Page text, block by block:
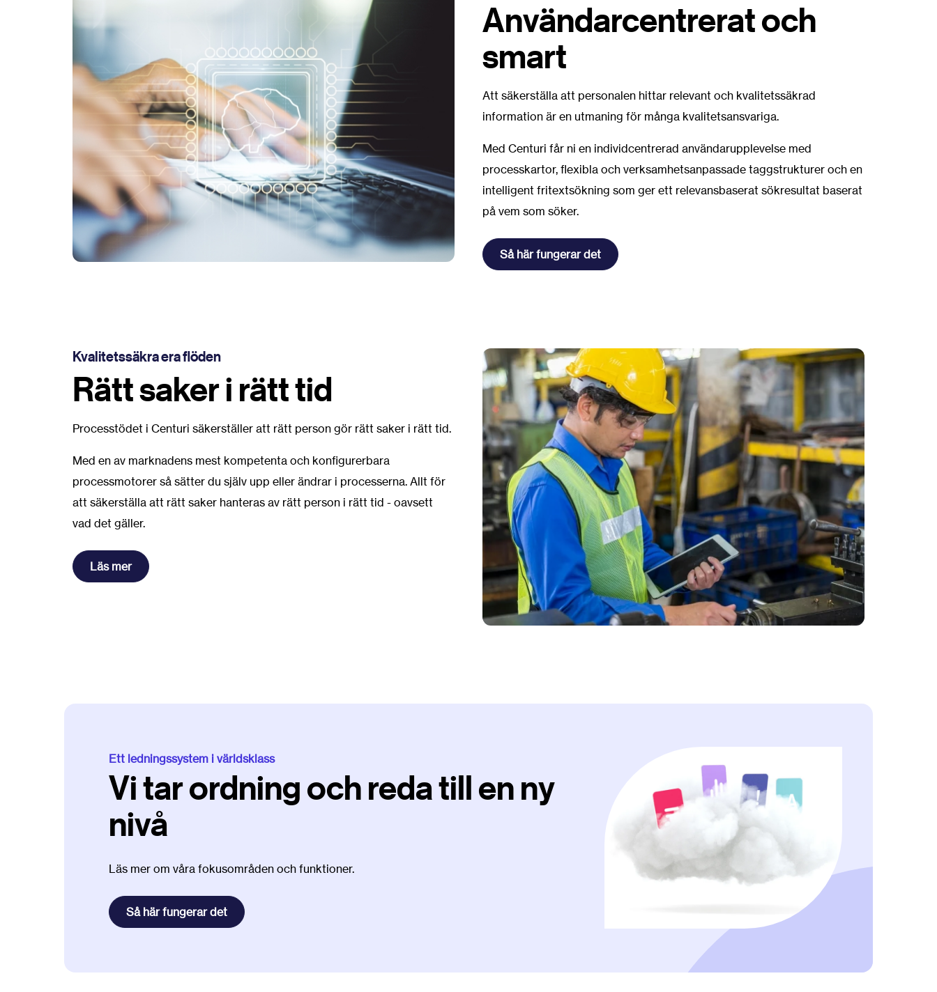
Användarcentrerat och
smart
Att säkerställa att personalen hittar relevant och kvalitetssäkrad
information är en utmaning för många kvalitetsansvariga.
Med Centuri får ni en individcentrerad användarupplevelse med
processkartor, flexibla och verksamhetsanpassade taggstrukturer och en
intelligent fritextsökning som ger ett relevansbaserat sökresultat baserat
på vem som söker.
Så här fungerar det
Kvalitetssäkra era flöden
Rätt saker i rätt tid
Processtödet i Centuri säkerställer att rätt person gör rätt saker i rätt tid.
Med en av marknadens mest kompetenta och konfigurerbara
processmotorer så sätter du själv upp eller ändrar i processerna. Allt för
att säkerställa att rätt saker hanteras av rätt person i rätt tid - oavsett
vad det gäller.
Läs mer
Ett ledningssystem i världsklass
Vi tar ordning och reda till en ny
nivå
Läs mer om våra fokusområden och funktioner.
Så här fungerar det